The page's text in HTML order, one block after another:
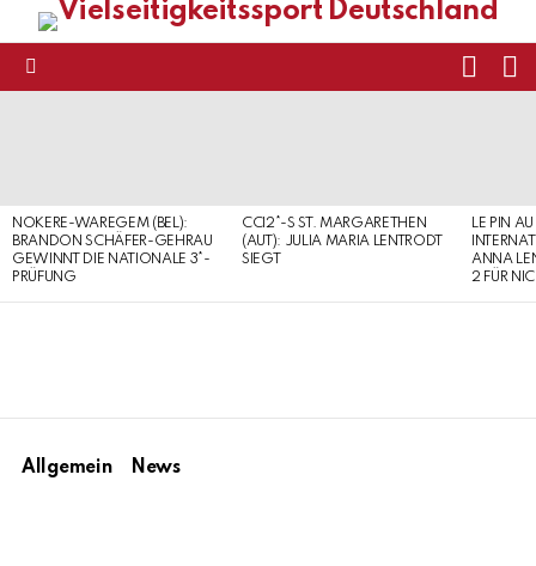
NOKERE-WAREGEM (BEL):
BRANDON SCHÄFER-GEHRAU
GEWINNT DIE NATIONALE 3*-
PRÜFUNG
CCI2*-S ST. MARGARETHEN
(AUT): JULIA MARIA LENTRODT
SIEGT
LE PIN
ANNA
2 FÜR
Allgemein News